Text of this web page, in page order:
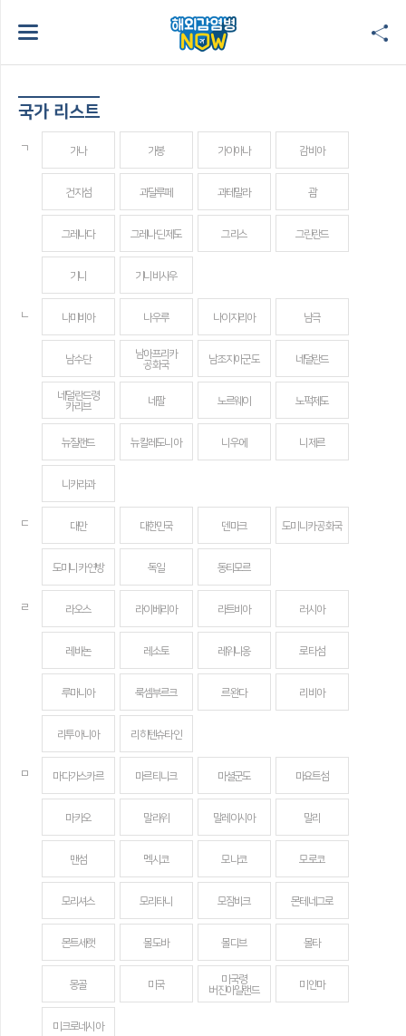
국가 리스트
ㄱ 가나 가봉 가이아나 감비아
건지섬 과달루페 과테말라 괌
그레나다 그레나딘 제도 그리스 그린란드
기니 기니비사우
ㄴ 나미비아 나우루 나이지리아 남극
남수단
남아프리카
공화국
남조지아군도 네덜란드
네덜란드령
카리브
네팔 노르웨이 노퍽제도
뉴질랜드 뉴칼레도니아 니우에 니제르
니카라과
ㄷ 대만 대한민국 덴마크 도미니카 공화국
도미니카 연방 독일 동티모르
ㄹ 라오스 라이베리아 라트비아 러시아
레바논 레소토 레위니옹 로타섬
루마니아 룩셈부르크 르완다 리비아
리투아니아 리히텐슈타인
ㅁ 마다가스카르 마르티니크 마셜군도 마요트섬
마카오 말라위 말레이시아 말리
맨섬 멕시코 모나코 모로코
모리셔스 모리타니 모잠비크 몬테네그로
몬트세랫 몰도바 몰디브 몰타
몽골 미국
미국령
버진아일랜드
미얀마
미크로네시아